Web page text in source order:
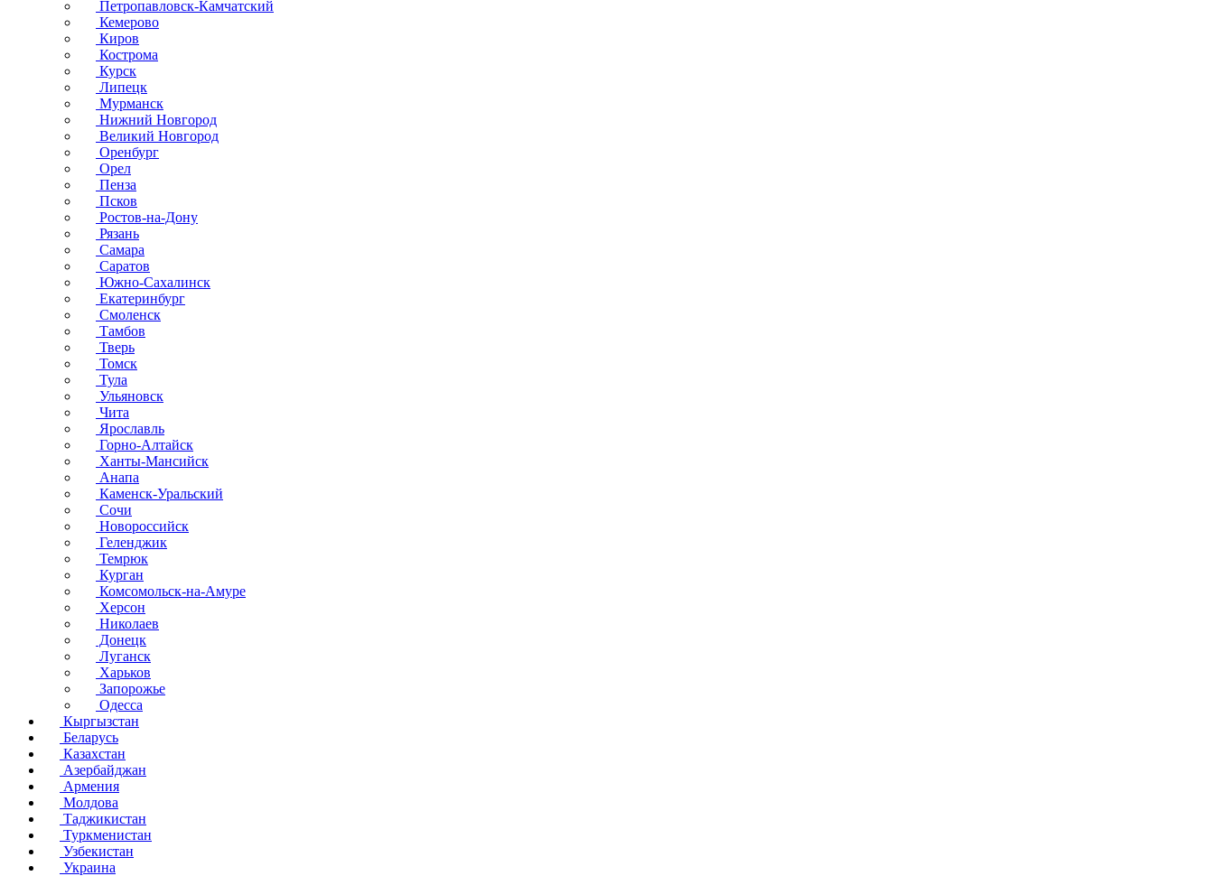
Петропавловск-Камчатский
Кемерово
Киров
Кострома
Курск
Липецк
Мурманск
Нижний Новгород
Великий Новгород
Оренбург
Орел
Пенза
Псков
Ростов-на-Дону
Рязань
Самара
Саратов
Южно-Сахалинск
Екатеринбург
Смоленск
Тамбов
Тверь
Томск
Тула
Ульяновск
Чита
Ярославль
Горно-Алтайск
Ханты-Мансийск
Анапа
Каменск-Уральский
Сочи
Новороссийск
Геленджик
Темрюк
Курган
Комсомольск-на-Амуре
Херсон
Николаев
Донецк
Луганск
Харьков
Запорожье
Одесса
Кыргызстан
Беларусь
Казахстан
Азербайджан
Армения
Молдова
Таджикистан
Туркменистан
Узбекистан
Украина